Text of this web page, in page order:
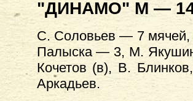
"ДИНАМО" М — 14
С. Соловьев — 7
Палыска — 3, М.
Кочетов (в), В.
Аркадьев.